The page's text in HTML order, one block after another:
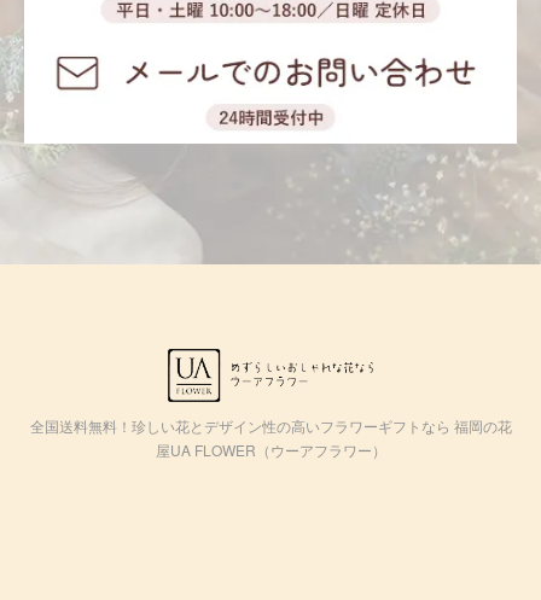
全国送料無料！珍しい花とデザイン性の高いフラワーギフトなら 福岡の花
屋UA FLOWER（ウーアフラワー）